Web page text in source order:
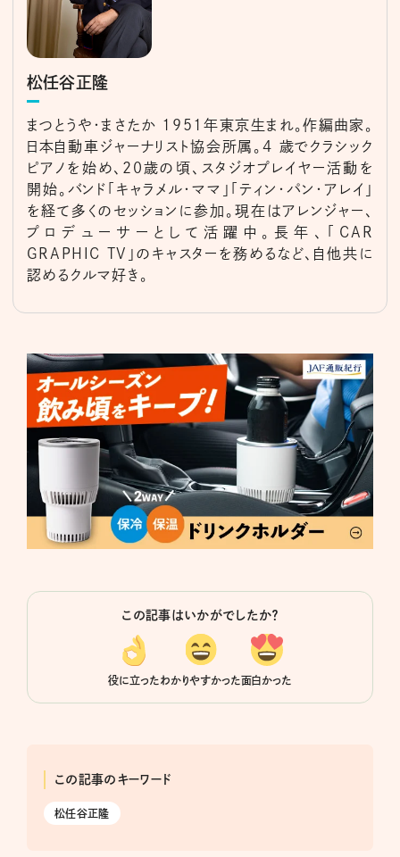
松任谷正隆
まつとうや・まさたか 1951年東京生まれ。作編曲家。
日本自動車ジャーナリスト協会所属。4 歳でクラシック
ピアノを始め、20歳の頃、スタジオプレイヤー活動を
開始。バンド「キャラメル・ママ」「ティン・パン・アレイ」
を経て多くのセッションに参加。現在はアレンジャー、
プロデューサーとして活躍中。長年、「CAR
GRAPHIC TV」のキャスターを務めるなど、自他共に
認めるクルマ好き。
この記事はいかがでしたか？
役に立ったわかりやすかった面白かった
この記事のキーワード
松任谷正隆